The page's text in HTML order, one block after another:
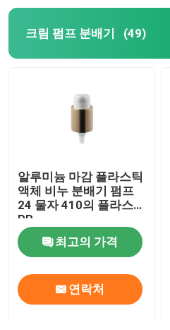
크림 펌프 분배기 (49)
알루미늄 마감 플라스틱
액체 비누 분배기 펌프
24 물자 410의 플라스틱
PP
최고의 가격
연락처